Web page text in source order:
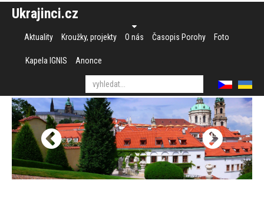
Ukrajinci.cz
Aktuality Kroužky, projekty O nás Časopis Porohy Foto
Kapela IGNIS Anonce